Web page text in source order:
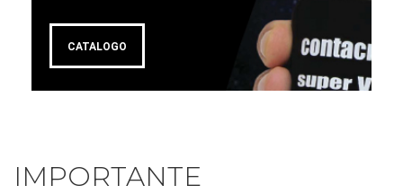
CATALOGO
IMPORTANTE